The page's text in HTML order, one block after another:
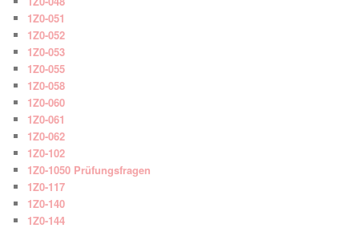
1Z0-051
1Z0-052
1Z0-053
1Z0-055
1Z0-058
1Z0-060
1Z0-061
1Z0-062
1Z0-102
1Z0-1050 Prüfungsfragen
1Z0-117
1Z0-140
1Z0-144